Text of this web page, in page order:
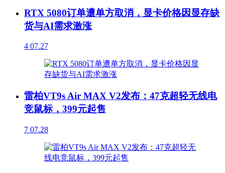
RTX 5080订单遭单方取消，显卡价格因显存缺
货与AI需求激涨
4 07.27
雷柏VT9s Air MAX V2发布：47克超轻无线电
竞鼠标，399元起售
7 07.28